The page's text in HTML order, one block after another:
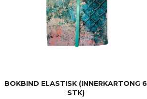
BOKBIND ELASTISK (INNERKARTONG 6
STK)